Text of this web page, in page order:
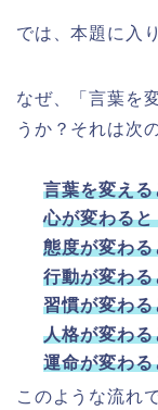
では、本題に入
なぜ、「言葉を
うか？それは次
言葉を変え
心が変わる
態度が変わ
行動が変わ
習慣が変わ
人格が変わ
運命が変わ
このような流れ